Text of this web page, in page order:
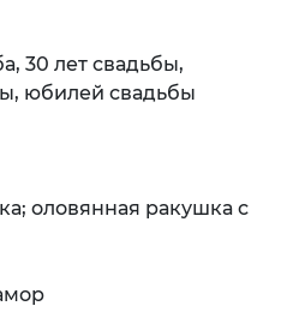
30 лет свадьбы,
юбилей свадьбы
оловянная ракушка с